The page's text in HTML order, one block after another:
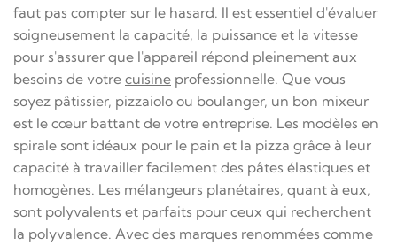
faut pas compter sur le hasard. Il est essentiel d'évaluer
soigneusement la capacité, la puissance et la vitesse
pour s'assurer que l'appareil répond pleinement aux
besoins de votre cuisine professionnelle. Que vous
soyez pâtissier, pizzaiolo ou boulanger, un bon mixeur
est le cœur battant de votre entreprise. Les modèles en
spirale sont idéaux pour le pain et la pizza grâce à leur
capacité à travailler facilement des pâtes élastiques et
homogènes. Les mélangeurs planétaires, quant à eux,
sont polyvalents et parfaits pour ceux qui recherchent
la polyvalence. Avec des marques renommées comme